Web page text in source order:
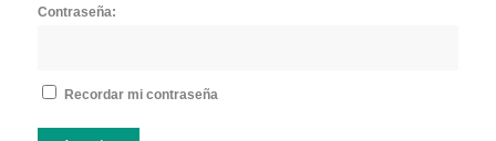
Contraseña:
Recordar mi contraseña